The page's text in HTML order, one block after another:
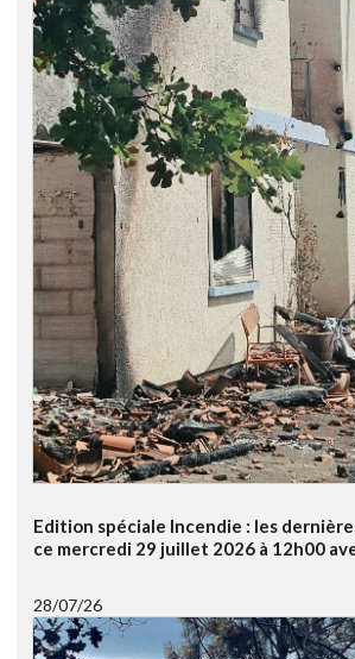
Edition spéciale Incendie : les
ce mercredi 29 juillet 2026 à 12h00
28/07/26